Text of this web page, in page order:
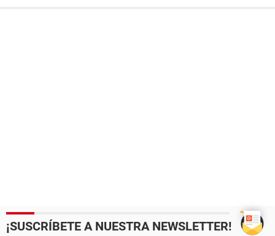
¡SUSCRÍBETE A NUESTRA NEWSLETTER!